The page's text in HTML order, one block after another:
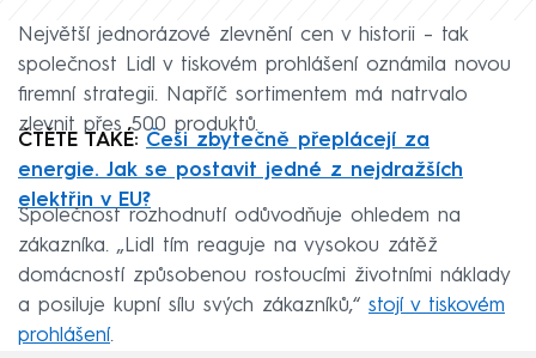
Největší jednorázové zlevnění cen v historii – tak
společnost Lidl v tiskovém prohlášení oznámila novou
firemní strategii. Napříč sortimentem má natrvalo
zlevnit přes 500 produktů.
ČTĚTE TAKÉ: Češi zbytečně přeplácejí za
energie. Jak se postavit jedné z nejdražších
elektřin v EU?
Společnost rozhodnutí odůvodňuje ohledem na
zákazníka. „Lidl tím reaguje na vysokou zátěž
domácností způsobenou rostoucími životními náklady
a posiluje kupní sílu svých zákazníků,“ stojí v tiskovém
prohlášení.